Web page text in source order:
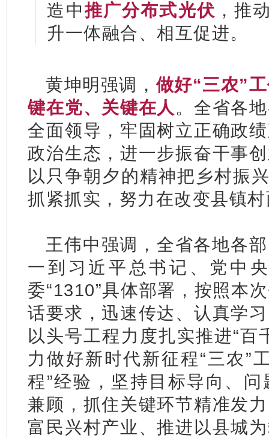
造中推广分布式光伏 ，推
升一体融合、相互促进。
黄坤明强调，做好“三农”
键在党、关键在人 。全省各
全面领导，牢固树立正确政
政治生态，进一步振奋干事
以只争朝夕的精神把乡村振
抓紧抓实，努力在改变县镇
王伟中强调，全省各地各
一到习近平总书记、党中
委“1310”具体部署，按照本
话要求，迅速传达、认真学
以头号工程力度扎实推进“百
力做好新时代新征程“三农”
程”经验，坚持目标导向、
兼顾，抓住关键环节精准发
富民兴村产业、推进以县城